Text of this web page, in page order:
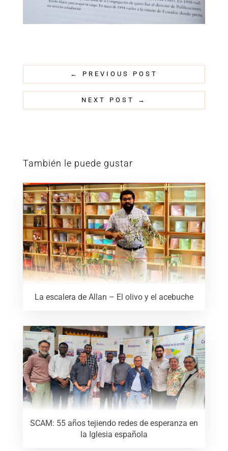
← PREVIOUS POST
NEXT POST →
También le puede gustar
La escalera de Allan – El olivo y el acebuche
SCAM: 55 años tejiendo redes de esperanza en
la Iglesia española